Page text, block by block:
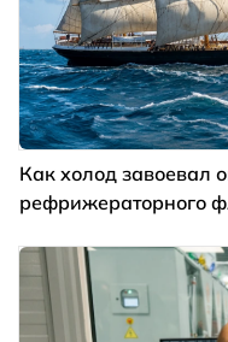
Как холод завоевал
рефрижераторного